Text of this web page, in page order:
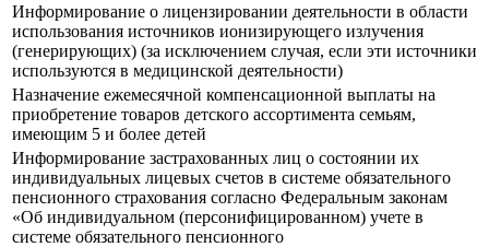
Информирование о лицензировании деятельности в области
использования источников ионизирующего излучения
(генерирующих) (за исключением случая, если эти источники
используются в медицинской деятельности)
Назначение ежемесячной компенсационной выплаты на
приобретение товаров детского ассортимента семьям,
имеющим 5 и более детей
Информирование застрахованных лиц о состоянии их
индивидуальных лицевых счетов в системе обязательного
пенсионного страхования согласно Федеральным законам
«Об индивидуальном (персонифицированном) учете в
системе обязательного пенсионного